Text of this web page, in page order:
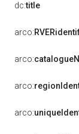
dc:title
arco:
arco:
arco:
arco: